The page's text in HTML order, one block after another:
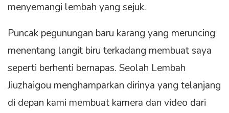
menyemangi lembah yang sejuk.
Puncak pegunungan baru karang yang meruncing
menentang langit biru terkadang membuat saya
seperti berhenti bernapas. Seolah Lembah
Jiuzhaigou menghamparkan dirinya yang telanjang
di depan kami membuat kamera dan video dari